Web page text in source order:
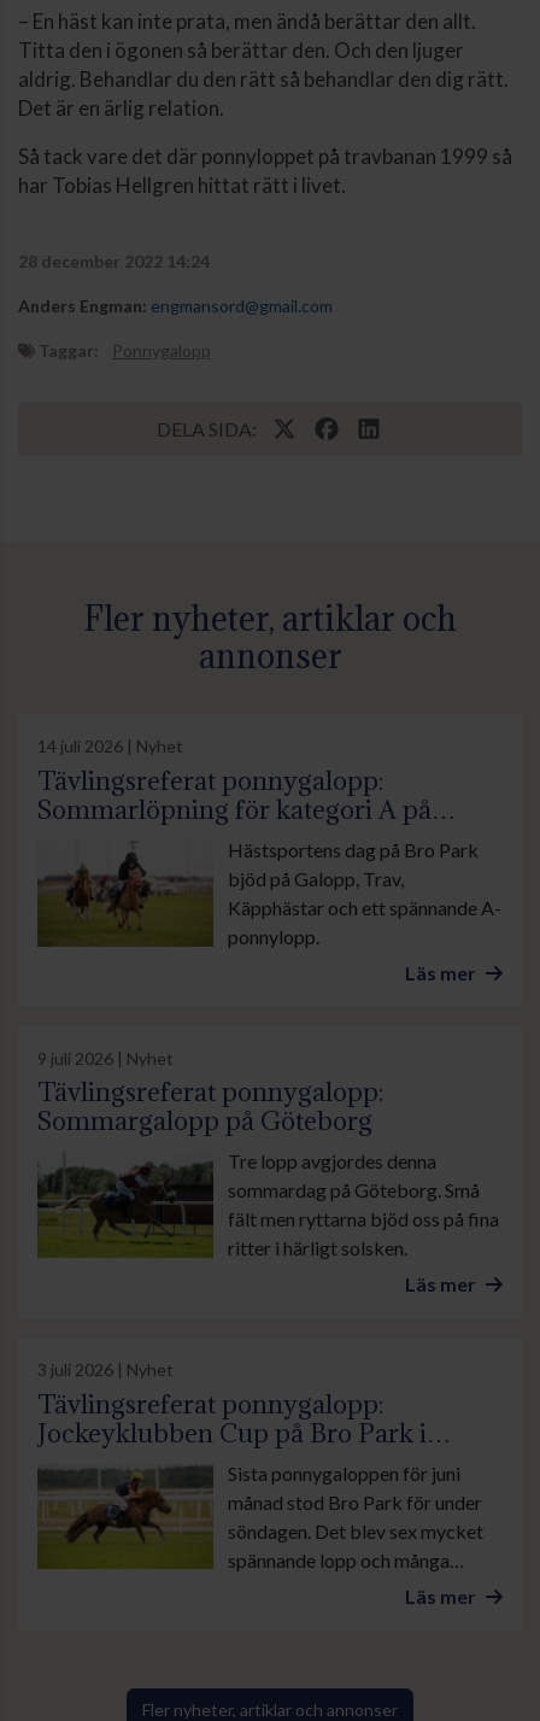
– En häst kan inte prata, men ändå berättar den allt.
Titta den i ögonen så berättar den. Och den ljuger
aldrig. Behandlar du den rätt så behandlar den dig rätt.
Det är en ärlig relation.
Så tack vare det där ponnyloppet på travbanan 1999 så
har Tobias Hellgren hittat rätt i livet.
28 december 2022 14:24
Anders Engman: engmansord@gmail.com
Taggar: Ponnygalopp
DELA SIDA:
Fler nyheter, artiklar och
annonser
14 juli 2026 | Nyhet
Tävlingsreferat ponnygalopp:
Sommarlöpning för kategori A på
Hästsportens DagHästsportens dag på Bro Park
bjöd på Galopp, Trav,
Käpphästar och ett spännande A-
ponnylopp.
Läs mer
9 juli 2026 | Nyhet
Tävlingsreferat ponnygalopp:
Sommargalopp på Göteborg
Tre lopp avgjordes denna
sommardag på Göteborg. Små
fält men ryttarna bjöd oss på fina
ritter i härligt solsken.
Läs mer
3 juli 2026 | Nyhet
Tävlingsreferat ponnygalopp:
Jockeyklubben Cup på Bro Park i
sommarhettan
Sista ponnygaloppen för juni
månad stod Bro Park för under
söndagen. Det blev sex mycket
spännande lopp och många
mycket fint pyntade ponnyer.
Läs mer
Fler nyheter, artiklar och annonser